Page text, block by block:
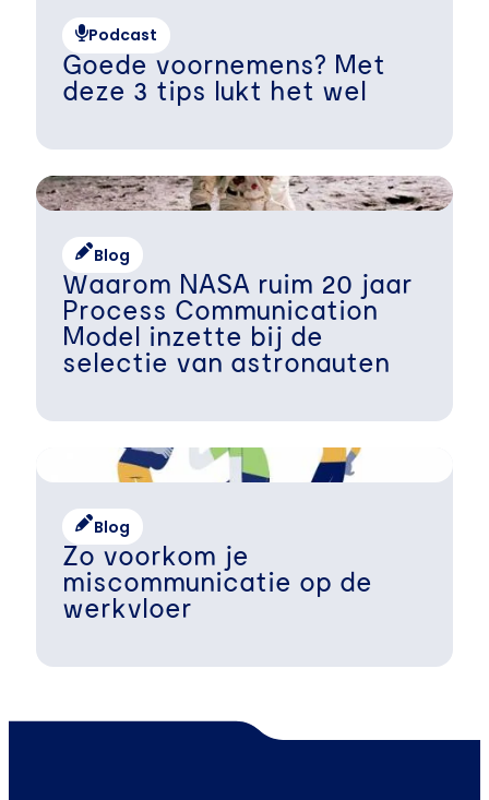
Podcast
Goede voornemens? Met
deze 3 tips lukt het wel
Blog
Waarom NASA ruim 20 jaar
Process Communication
Model inzette bij de
selectie van astronauten
Blog
Zo voorkom je
miscommunicatie op de
werkvloer